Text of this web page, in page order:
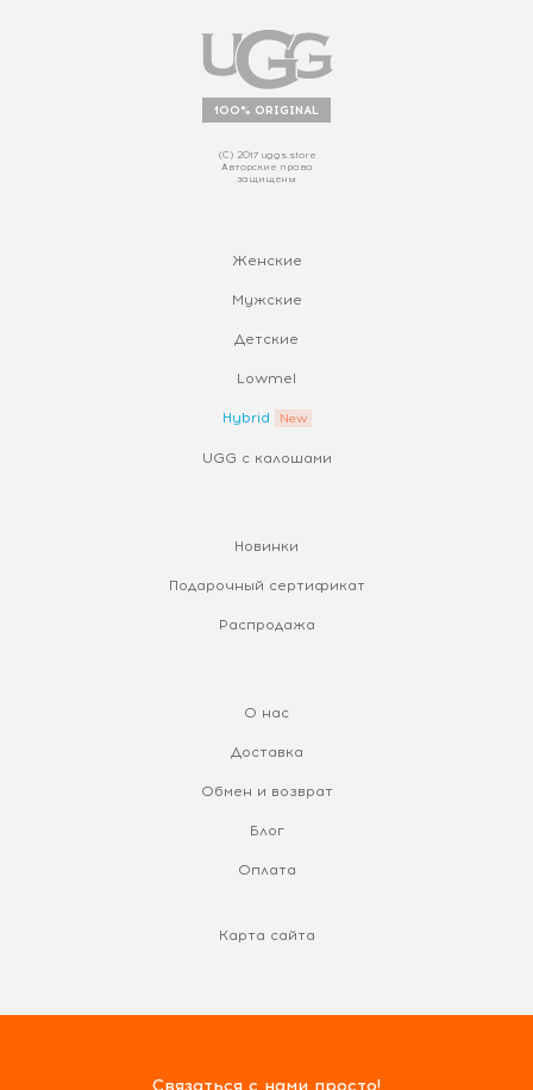
100% ORIGINAL
(С) 2017 uggs.store
Авторские права
защищены
Женские
Мужские
Детские
Lowmel
Hybrid
UGG с калошами
Новинки
Подарочный сертификат
Распродажа
О нас
Доставка
Обмен и возврат
Блог
Оплата
Карта сайта
Связаться с нами просто!